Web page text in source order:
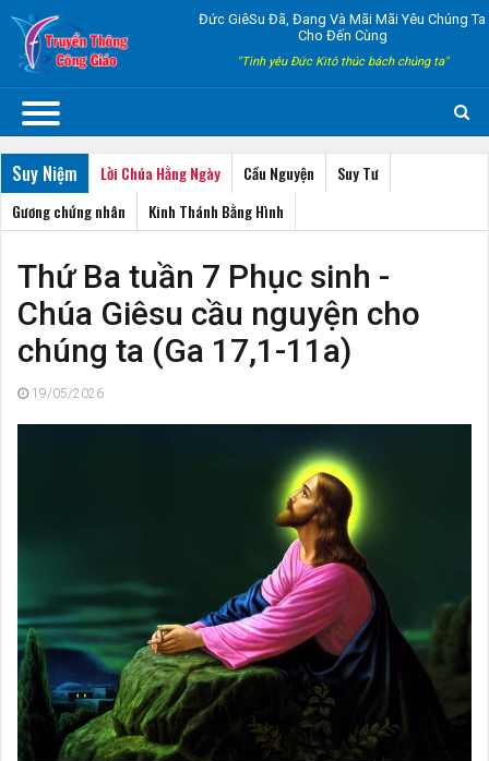
Đức GiêSu Đã, Đang Và Mãi Mãi Yêu Chúng Ta
Cho Đến Cùng
"Tình yêu Đức Kitô thúc bách chúng ta"
Suy Niệm Lời Chúa Hằng Ngày Cầu Nguyện
Suy Tư
Gương chứng nhân
Kinh Thánh Bằng Hình
Thứ Ba tuần 7 Phục sinh -
Chúa Giêsu cầu nguyện cho
chúng ta (Ga 17,1-11a)
19/05/2026